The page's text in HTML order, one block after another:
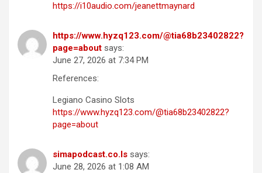
https://i10audio.com/jeanettmaynard
https://www.hyzq123.com/@tia68b23402822?
page=about says:
June 27, 2026 at 7:34 PM
References:
Legiano Casino Slots
https://www.hyzq123.com/@tia68b23402822?
page=about
simapodcast.co.ls says:
June 28, 2026 at 1:08 AM